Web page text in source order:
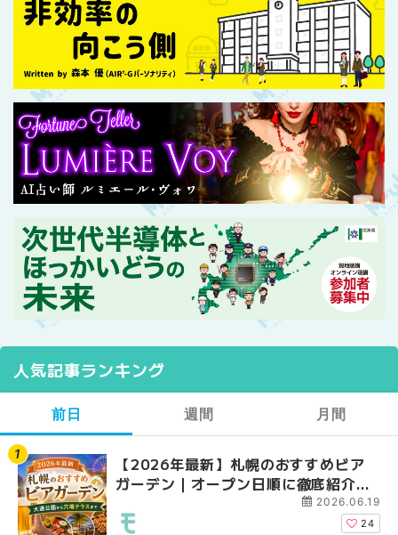
人気記事ランキング
前日
【2026年最新】札幌のおすすめビア
ガーデン｜オープン日順に徹底紹介！
大通公園から穴場テラスまで | MouLa
HOKKAIDO
2026.06.19
24
週間
【2026年最新】札幌
ガーデン｜オープン日
大通公園から穴場テ
月間
【2026年最新】札幌
ガーデン｜オープン日
大通公園から穴場テ